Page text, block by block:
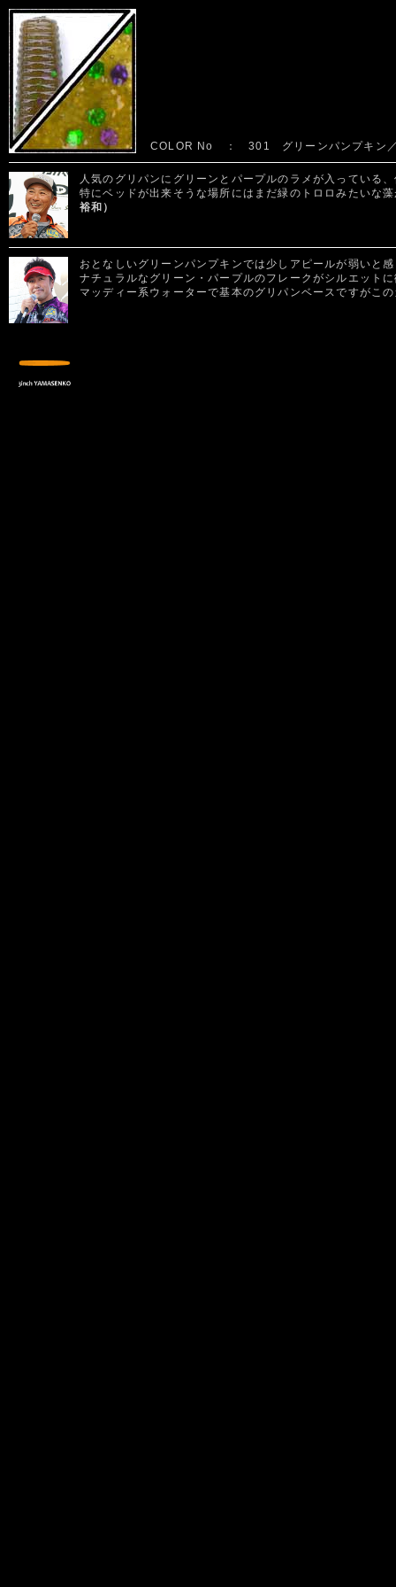
COLOR No ： 301 グリーンパンプキン／
人気のグリパンにグリーンとパープルのラメが入っている
特にベッドが出来そうな場所にはまだ緑のトロロみたいな
裕和）
おとなしいグリーンパンプキンでは少しアピールが弱いと
ナチュラルなグリーン・パープルのフレークがシルエット
マッディー系ウォーターで基本のグリパンベースですがこ